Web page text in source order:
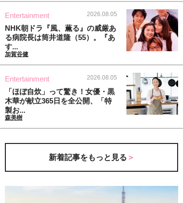
Entertainment 2026.08.05
NHK朝ドラ『風、薫る』の威厳あ
る病院長は筒井道隆（55）。『あ
す...
加賀谷健
Entertainment 2026.08.05
「ほぼ自炊」って驚き！女優・黒
木華が献立365日を全公開、「特
製お...
森美樹
新着記事をもっと見る